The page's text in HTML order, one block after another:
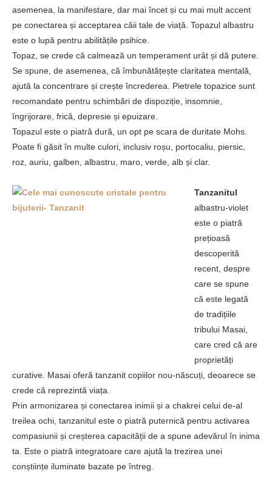
asemenea, la manifestare, dar mai încet și cu mai mult accent
pe conectarea și acceptarea căii tale de viață. Topazul albastru
este o lupă pentru abilitățile psihice.
Topaz, se crede că calmează un temperament urât și dă putere.
Se spune, de asemenea, că îmbunătățește claritatea mentală,
ajută la concentrare și crește încrederea. Pietrele topazice sunt
recomandate pentru schimbări de dispoziție, insomnie,
îngrijorare, frică, depresie și epuizare.
Topazul este o piatră dură, un opt pe scara de duritate Mohs.
Poate fi găsit în multe culori, inclusiv roșu, portocaliu, piersic,
roz, auriu, galben, albastru, maro, verde, alb și clar.
Tanzanitul
albastru-violet
este o piatră
prețioasă
descoperită
recent, despre
care se spune
că este legată
de tradițiile
tribului Masai,
care cred că are
proprietăți
curative. Masai oferă tanzanit copiilor nou-născuți, deoarece se
crede că reprezintă viața.
Prin armonizarea și conectarea inimii și a chakrei celui de-al
treilea ochi, tanzanitul este o piatră puternică pentru activarea
compasiunii și creșterea capacității de a spune adevărul în inima
ta. Este o piatră integratoare care ajută la trezirea unei
conștiințe iluminate bazate pe întreg.